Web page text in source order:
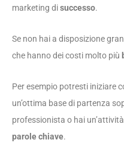
marketing disuccesso.
Se non hai a disposizione
che hanno dei costi molto più
Per esempio potresti iniziare
un’ottima base di partenza
professionista o hai
parole chiave.